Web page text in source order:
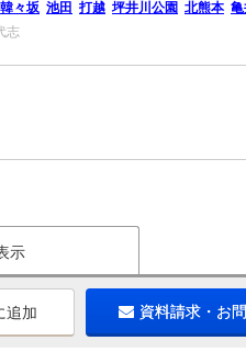
韓々坂 池田 打越 坪井川公園 北熊本
志
示
追加 資料請求・お